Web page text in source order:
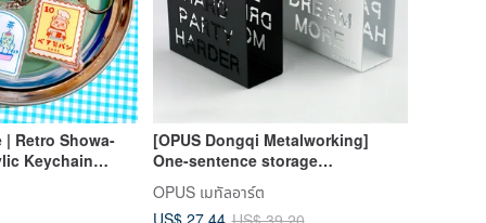
Retro Showa-
Keychain
[OPUS Dongqi Metalworking]
One-sentence storage
rack/positive energy inspirational
small things/word art/birthday gift
OPUS เมทัลอาร์ต